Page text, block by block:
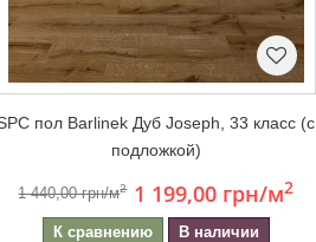
пол Barlinek Дуб Joseph, 33 класс (с
подложкой)
1 440,00 грн/м2 1 199,00 грн/м2
К сравнению В наличии